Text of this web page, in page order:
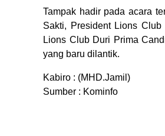
Tampak hadir pada acara
Sakti, President Lions
Lions Club Duri Prima
yang baru dilantik.
Kabiro : (MHD.Jamil)
Sumber : Kominfo